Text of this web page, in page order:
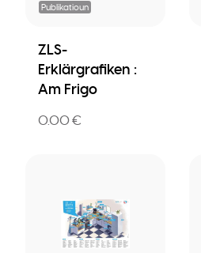
Publikatioun
ZLS-
Erklärgrafiken :
Am Frigo
0.00 €